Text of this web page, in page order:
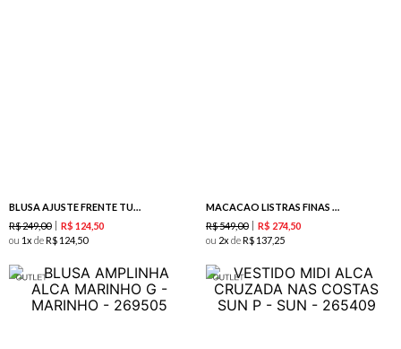
BLUSA AJUSTE FRENTE TURQUESA
R$249,00 R$ 124 50
ou 1 deR$ 124 50
MACACAO LISTRAS FINAS BORDADAS AZULEJO
R$549,00 R$ 274 50
ou 2 deR$ 137 25